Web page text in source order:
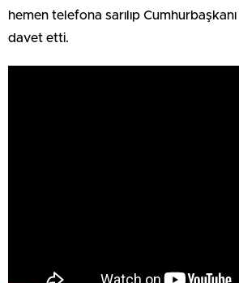
hemen telefona sarılıp Cumhurbaşkanı
davet etti.